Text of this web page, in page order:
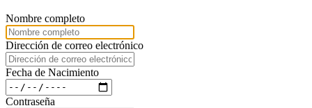
Nombre completo
Dirección de correo electrónico
Fecha de Nacimiento
Contraseña